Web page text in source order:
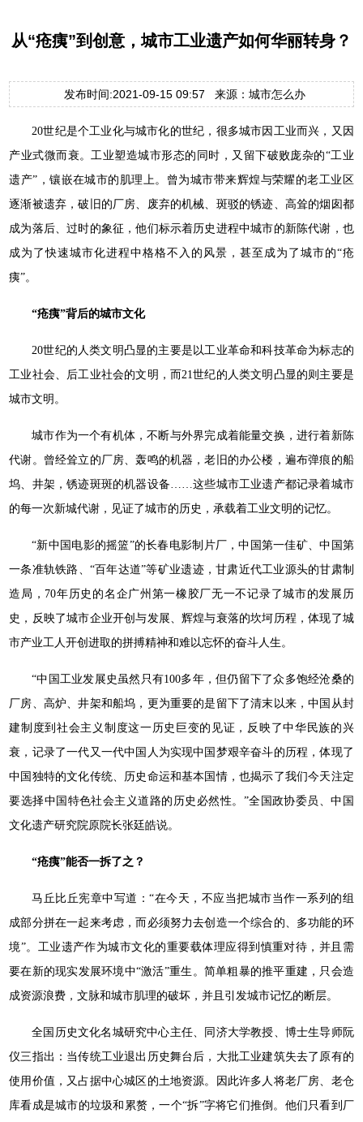
从“疮痍”到创意，城市工业遗产如何华丽转身？
发布时间:2021-09-15 09:57 来源：城市怎么办
20世纪是个工业化与城市化的世纪，很多城市因工业而兴，又因
产业式微而衰。工业塑造城市形态的同时，又留下破败庞杂的“工业
遗产”，镶嵌在城市的肌理上。曾为城市带来辉煌与荣耀的老工业区
逐渐被遗弃，破旧的厂房、废弃的机械、斑驳的锈迹、高耸的烟囱都
成为落后、过时的象征，他们标示着历史进程中城市的新陈代谢，也
成为了快速城市化进程中格格不入的风景，甚至成为了城市的“疮
痍”。
“疮痍”背后的城市文化
20世纪的人类文明凸显的主要是以工业革命和科技革命为标志的
工业社会、后工业社会的文明，而21世纪的人类文明凸显的则主要是
城市文明。
城市作为一个有机体，不断与外界完成着能量交换，进行着新陈
代谢。曾经耸立的厂房、轰鸣的机器，老旧的办公楼，遍布弹痕的船
坞、井架，锈迹斑斑的机器设备……这些城市工业遗产都记录着城市
的每一次新城代谢，见证了城市的历史，承载着工业文明的记忆。
“新中国电影的摇篮”的长春电影制片厂，中国第一佳矿、中国第
一条准轨铁路、“百年达道”等矿业遗迹，甘肃近代工业源头的甘肃制
造局，70年历史的名企广州第一橡胶厂无一不记录了城市的发展历
史，反映了城市企业开创与发展、辉煌与衰落的坎坷历程，体现了城
市产业工人开创进取的拼搏精神和难以忘怀的奋斗人生。
“中国工业发展史虽然只有100多年，但仍留下了众多饱经沧桑的
厂房、高炉、井架和船坞，更为重要的是留下了清末以来，中国从封
建制度到社会主义制度这一历史巨变的见证，反映了中华民族的兴
衰，记录了一代又一代中国人为实现中国梦艰辛奋斗的历程，体现了
中国独特的文化传统、历史命运和基本国情，也揭示了我们今天注定
要选择中国特色社会主义道路的历史必然性。”全国政协委员、中国
文化遗产研究院原院长张廷皓说。
“疮痍”能否一拆了之？
马丘比丘宪章中写道：“在今天，不应当把城市当作一系列的组
成部分拼在一起来考虑，而必须努力去创造一个综合的、多功能的环
境”。工业遗产作为城市文化的重要载体理应得到慎重对待，并且需
要在新的现实发展环境中“激活”重生。简单粗暴的推平重建，只会造
成资源浪费，文脉和城市肌理的破坏，并且引发城市记忆的断层。
全国历史文化名城研究中心主任、同济大学教授、博士生导师阮
仪三指出：当传统工业退出历史舞台后，大批工业建筑失去了原有的
使用价值，又占据中心城区的土地资源。因此许多人将老厂房、老仓
库看成是城市的垃圾和累赘，一个“拆”字将它们推倒。他们只看到厂